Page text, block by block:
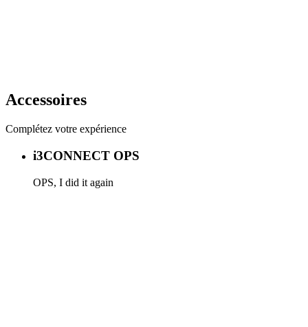
Accessoires
Complétez votre expérience
i3CONNECT OPS
OPS, I did it again